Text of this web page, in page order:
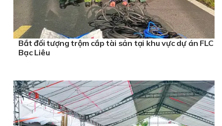
Bắt đối tượng trộm cắp tài sản tại khu vực dự án FLC
Bạc Liêu